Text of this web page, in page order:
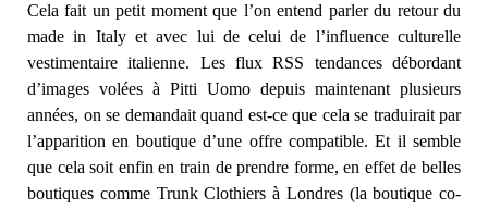
Cela fait un petit moment que l’on entend parler du retour du
made in Italy et avec lui de celui de l’influence culturelle
vestimentaire italienne. Les flux RSS tendances débordant
d’images volées à Pitti Uomo depuis maintenant plusieurs
années, on se demandait quand est-ce que cela se traduirait par
l’apparition en boutique d’une offre compatible. Et il semble
que cela soit enfin en train de prendre forme, en effet de belles
boutiques comme Trunk Clothiers à Londres (la boutique co-